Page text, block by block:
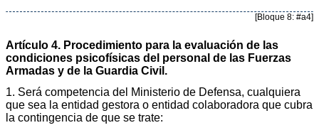
[Bloque 8: #a4]
Artículo 4. Procedimiento para la evaluación de las
condiciones psicofísicas del personal de las Fuerzas
Armadas y de la Guardia Civil.
1. Será competencia del Ministerio de Defensa, cualquiera
que sea la entidad gestora o entidad colaboradora que cubra
la contingencia de que se trate: